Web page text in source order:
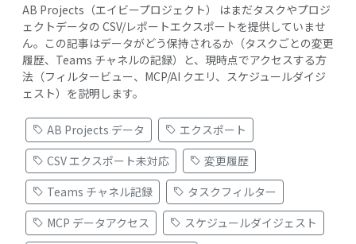
AB Projects（エイビープロジェクト） はまだタスクやプロジ
ェクトデータの CSV/レポートエクスポートを提供していませ
ん。この記事はデータがどう保持されるか（タスクごとの変更
履歴、Teams チャネルの記録）と、現時点でアクセスする方
法（フィルタービュー、MCP/AI クエリ、スケジュールダイジ
ェスト）を説明します。
AB Projects データ
エクスポート
CSV エクスポート未対応
変更履歴
Teams チャネル記録
タスクフィルター
MCP データアクセス
スケジュールダイジェスト